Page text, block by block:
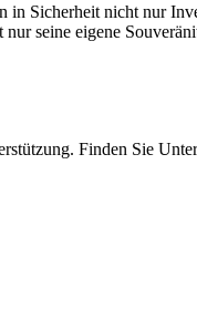
in Sicherheit nicht nur
seine eigene
Finden Sie